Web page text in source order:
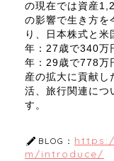
の現在では資産
の影響で生き方を
り、日本株式と
年：27歳で340万
年：29歳で778万
産の拡大に貢献し
活、旅行関連につ
す。
BLOG：
m/introduce/